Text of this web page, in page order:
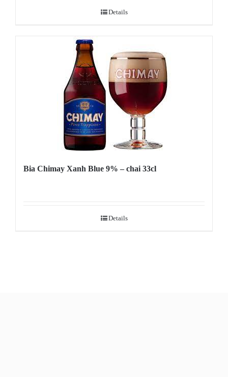
Details
Bia Chimay Xanh Blue 9% – chai 33cl
Details